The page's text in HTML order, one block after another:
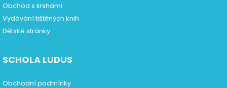
Obchod s knihami
Vydávání tištěných knih
Dětské stránky
SCHOLA LUDUS
Obchodní podmínky